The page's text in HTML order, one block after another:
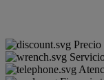
Precio